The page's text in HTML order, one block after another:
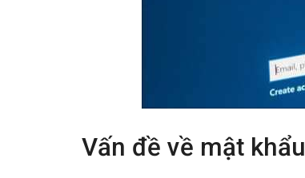
Vấn đề về mật khẩu